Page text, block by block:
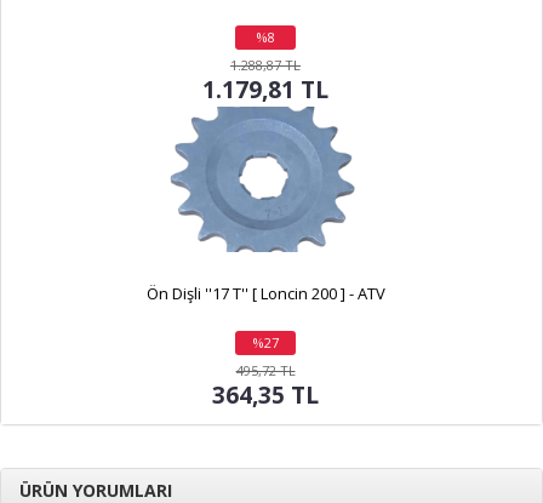
%8
indirim
1.288,87 TL
1.179,81 TL
Ön Dişli ''17 T'' [ Loncin 200 ] - ATV
%27
indirim
495,72 TL
364,35 TL
ÜRÜN YORUMLARI